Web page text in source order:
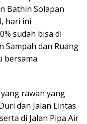
Bathin Solapan
hari ini
sudah bisa di
Sampah dan Ruang
bersama
rawan yang
dan Jalan Lintas
di Jalan Pipa Air